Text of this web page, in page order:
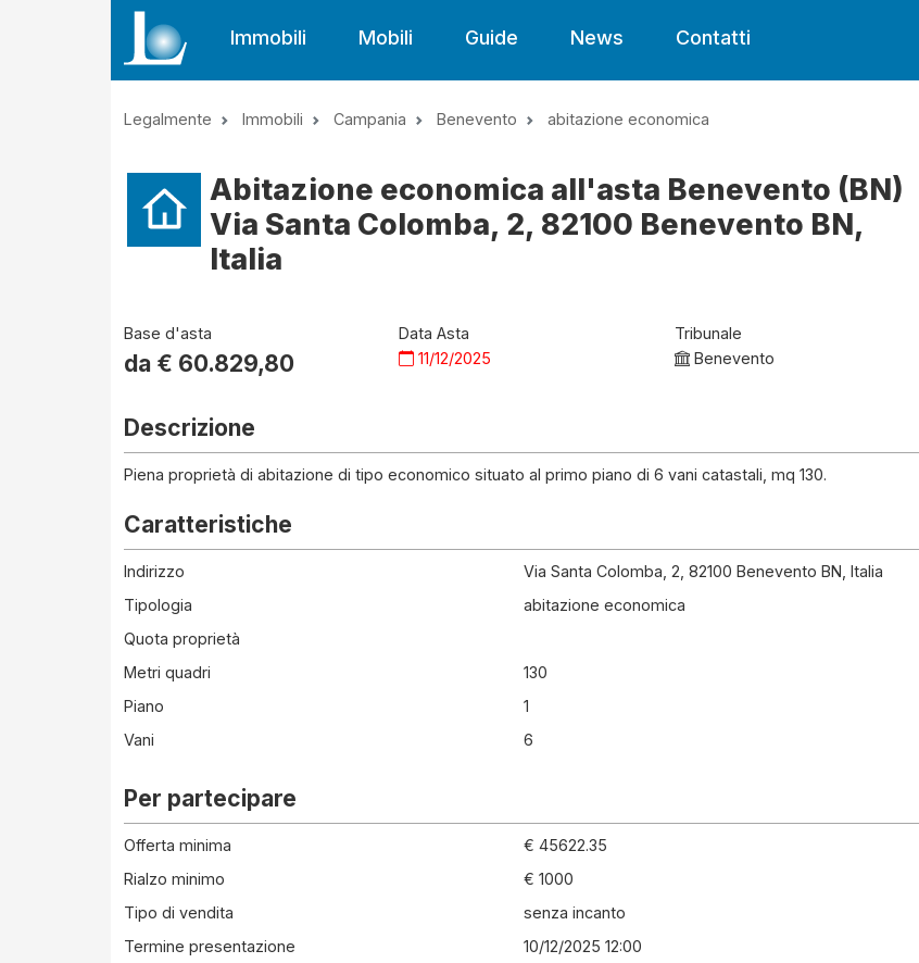
Immobili Mobili Guide News Contatti
Legalmente Immobili Campania Benevento abitazione economica
Abitazione economica all'asta Benevento (BN)
Via Santa Colomba, 2, 82100 Benevento BN,
Italia
Base d'asta
da € 60.829,80
Data Asta
11/12/2025
Tribunale
Benevento
Descrizione
Piena proprietà di abitazione di tipo economico situato al primo piano di 6 vani catastali, mq 130.
Caratteristiche
Indirizzo
Via Santa Colomba, 2, 82100 Benevento BN, Italia
Tipologia
abitazione economica
Quota proprietà
Metri quadri
130
Piano
1
Vani
6
Per partecipare
Offerta minima
€ 45622.35
Rialzo minimo
€ 1000
Tipo di vendita
senza incanto
Termine presentazione
10/12/2025 12:00